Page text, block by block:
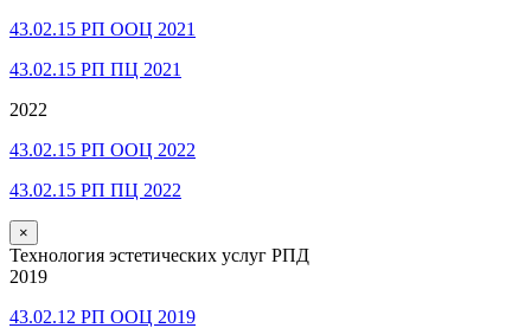
43.02.15 РП ООЦ 2021
43.02.15 РП ПЦ 2021
2022
43.02.15 РП ООЦ 2022
43.02.15 РП ПЦ 2022
×
Технология эстетических услуг РПД
2019
43.02.12 РП ООЦ 2019